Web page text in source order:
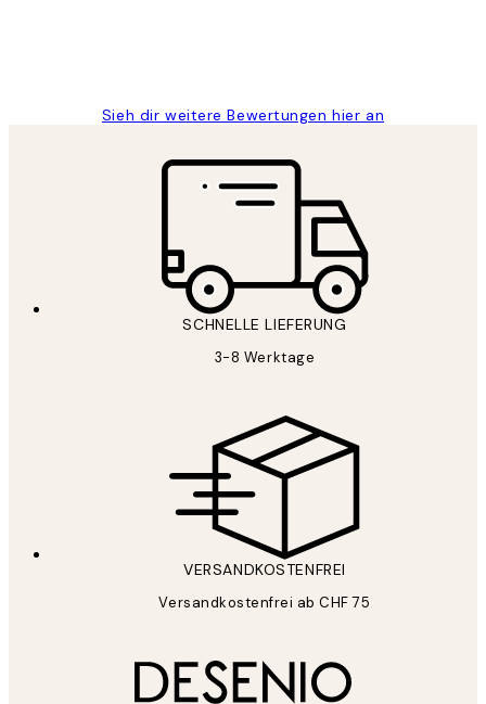
Sieh dir weitere Bewertungen hier an
SCHNELLE LIEFERUNG
3-8 Werktage
VERSANDKOSTENFREI
Versandkostenfrei ab CHF 75